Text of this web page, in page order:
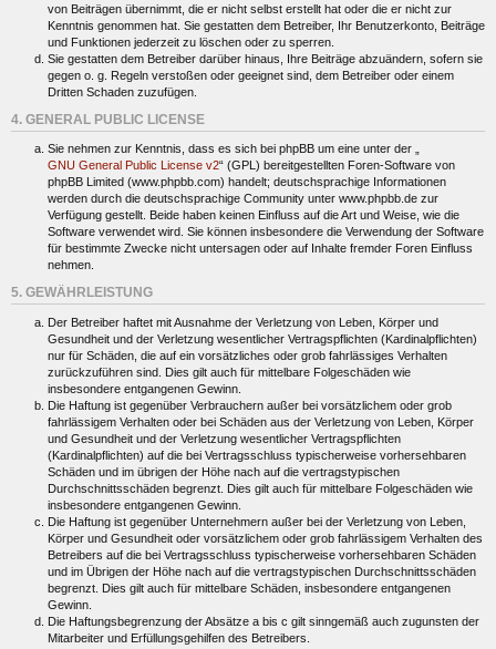
von Beiträgen übernimmt, die er nicht selbst erstellt hat oder die er nicht zur
Kenntnis genommen hat. Sie gestatten dem Betreiber, Ihr Benutzerkonto, Beiträge
und Funktionen jederzeit zu löschen oder zu sperren.
Sie gestatten dem Betreiber darüber hinaus, Ihre Beiträge abzuändern, sofern sie
gegen o. g. Regeln verstoßen oder geeignet sind, dem Betreiber oder einem
Dritten Schaden zuzufügen.
4. GENERAL PUBLIC LICENSE
Sie nehmen zur Kenntnis, dass es sich bei phpBB um eine unter der „
GNU General Public License v2“ (GPL) bereitgestellten Foren-Software von
phpBB Limited (www.phpbb.com) handelt; deutschsprachige Informationen
werden durch die deutschsprachige Community unter www.phpbb.de zur
Verfügung gestellt. Beide haben keinen Einfluss auf die Art und Weise, wie die
Software verwendet wird. Sie können insbesondere die Verwendung der Software
für bestimmte Zwecke nicht untersagen oder auf Inhalte fremder Foren Einfluss
nehmen.
5. GEWÄHRLEISTUNG
Der Betreiber haftet mit Ausnahme der Verletzung von Leben, Körper und
Gesundheit und der Verletzung wesentlicher Vertragspflichten (Kardinalpflichten)
nur für Schäden, die auf ein vorsätzliches oder grob fahrlässiges Verhalten
zurückzuführen sind. Dies gilt auch für mittelbare Folgeschäden wie
insbesondere entgangenen Gewinn.
Die Haftung ist gegenüber Verbrauchern außer bei vorsätzlichem oder grob
fahrlässigem Verhalten oder bei Schäden aus der Verletzung von Leben, Körper
und Gesundheit und der Verletzung wesentlicher Vertragspflichten
(Kardinalpflichten) auf die bei Vertragsschluss typischerweise vorhersehbaren
Schäden und im übrigen der Höhe nach auf die vertragstypischen
Durchschnittsschäden begrenzt. Dies gilt auch für mittelbare Folgeschäden wie
insbesondere entgangenen Gewinn.
Die Haftung ist gegenüber Unternehmern außer bei der Verletzung von Leben,
Körper und Gesundheit oder vorsätzlichem oder grob fahrlässigem Verhalten des
Betreibers auf die bei Vertragsschluss typischerweise vorhersehbaren Schäden
und im Übrigen der Höhe nach auf die vertragstypischen Durchschnittsschäden
begrenzt. Dies gilt auch für mittelbare Schäden, insbesondere entgangenen
Gewinn.
Die Haftungsbegrenzung der Absätze a bis c gilt sinngemäß auch zugunsten der
Mitarbeiter und Erfüllungsgehilfen des Betreibers.